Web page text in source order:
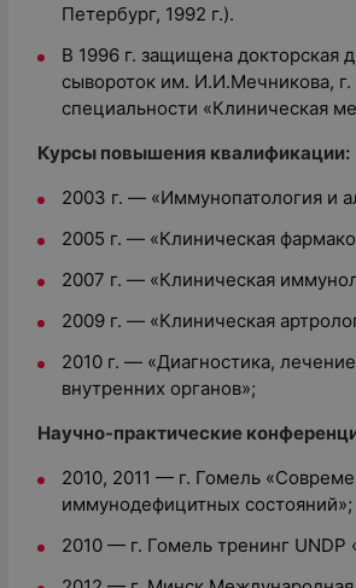
Петербург, 1992 г.).
В 1996 г. защищена докторская
сывороток им. И.И.Мечникова,
специальности «Клиническая
Курсы повышения квалификации:
2003 г. — «Иммунопатология и
2005 г. — «Клиническая
2007 г. — «Клиническая
2009 г. — «Клиническая
2010 г. — «Диагностика,
внутренних органов»;
Научно-практические
2010, 2011 — г. Гомель
иммунодефицитных состояний»;
2010 — г. Гомель тренинг UNDP